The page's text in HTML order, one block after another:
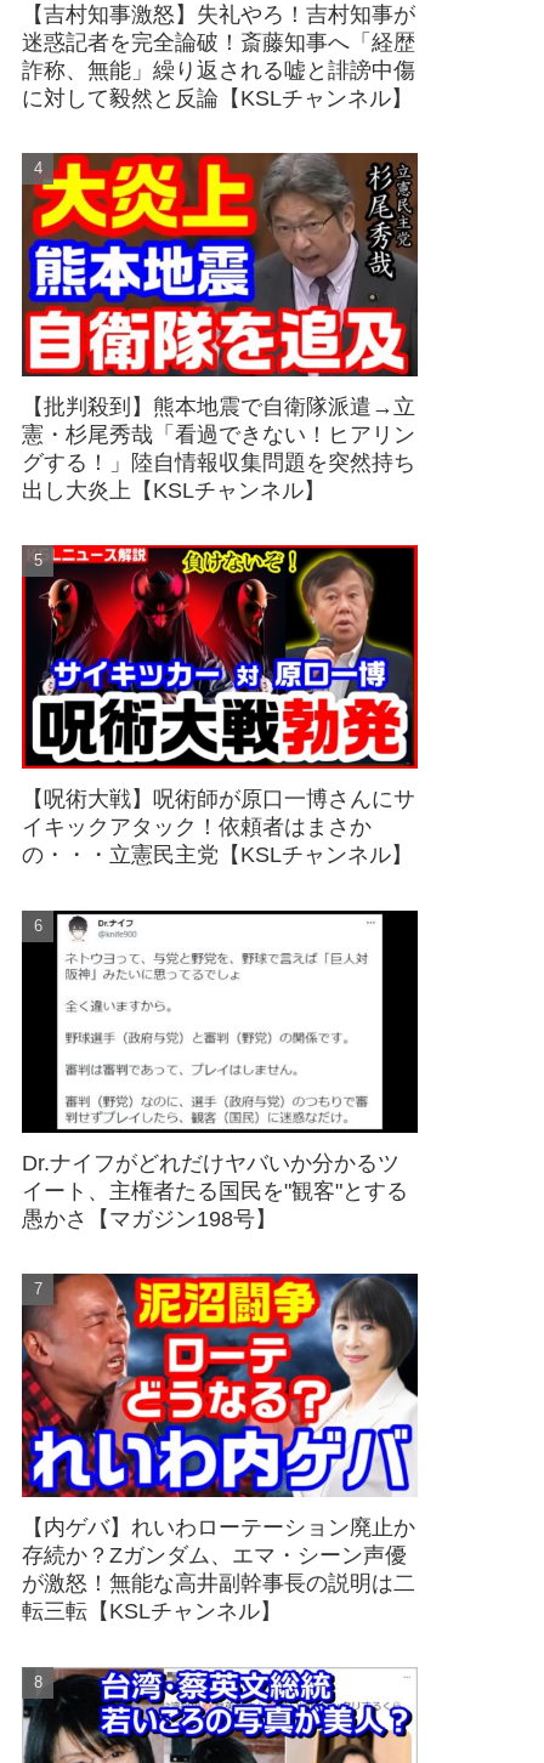
【吉村知事激怒】失礼やろ！吉村知事が
迷惑記者を完全論破！斎藤知事へ「経歴
詐称、無能」繰り返される嘘と誹謗中傷
に対して毅然と反論【KSLチャンネル】
【批判殺到】熊本地震で自衛隊派遣→立
憲・杉尾秀哉「看過できない！ヒアリン
グする！」陸自情報収集問題を突然持ち
出し大炎上【KSLチャンネル】
【呪術大戦】呪術師が原口一博さんにサ
イキックアタック！依頼者はまさか
の・・・立憲民主党【KSLチャンネル】
Dr.ナイフがどれだけヤバいか分かるツ
イート、主権者たる国民を"観客"とする
愚かさ【マガジン198号】
【内ゲバ】れいわローテーション廃止か
存続か？Zガンダム、エマ・シーン声優
が激怒！無能な高井副幹事長の説明は二
転三転【KSLチャンネル】